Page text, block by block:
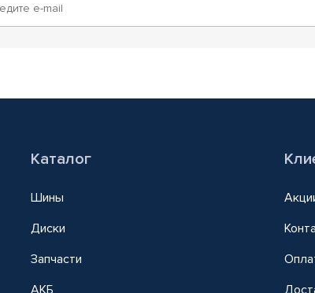
Каталог
Шины
Диски
Запчасти
АКБ